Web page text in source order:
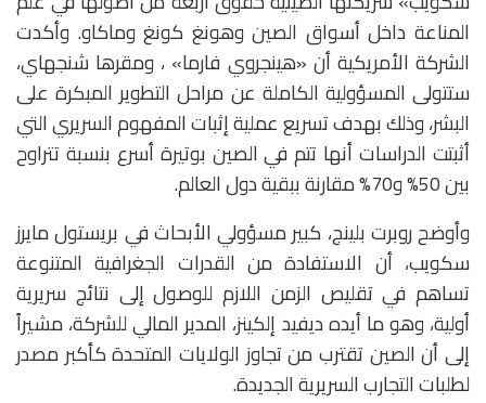
المناعة داخل أسواق الصين وهونغ كونغ وماكاو. وأكدت
الشركة الأمريكية أن «هينجروي فارما» ، ومقرها شنجهاي،
ستتولى المسؤولية الكاملة عن مراحل التطوير المبكرة على
البشر، وذلك بهدف تسريع عملية إثبات المفهوم السريري التي
أثبتت الدراسات أنها تتم في الصين بوتيرة أسرع بنسبة تتراوح
بين 50% و70% مقارنة ببقية دول العالم.
وأوضح روبرت بلينج، كبير مسؤولي الأبحاث في بريستول مايرز
سكويب، أن الاستفادة من القدرات الجغرافية المتنوعة
تساهم في تقليص الزمن اللازم للوصول إلى نتائج سريرية
أولية، وهو ما أيده ديفيد إلكينز، المدير المالي للشركة، مشيراً
إلى أن الصين تقترب من تجاوز الولايات المتحدة كأكبر مصدر
لطلبات التجارب السريرية الجديدة.